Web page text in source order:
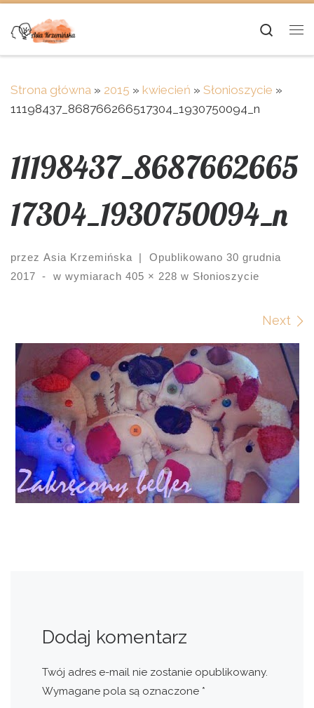
Skip to content
Strona główna » 2015 » kwiecień » Słonioszycie »
11198437_868766266517304_1930750094_n
11198437_8687662665
17304_1930750094_n
przez Asia Krzemińska | Opublikowano 30 grudnia
2017
- w wymiarach 405 × 228 w Słonioszycie
Next
Dodaj komentarz
Twój adres e-mail nie zostanie opublikowany.
Wymagane pola są oznaczone *